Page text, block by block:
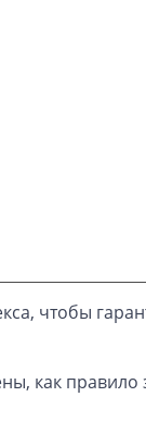
чтобы
как правило